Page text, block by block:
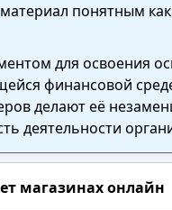
понятным
для освоения
финансовой
делают её
деятельности
магазинах онлайн